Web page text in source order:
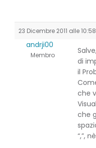
23 Dicembre 2011 alle 10:58
andrji00
Membro
di
il
che
che
“,”,